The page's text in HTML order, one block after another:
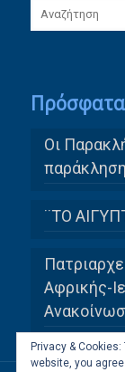
Οι
¨ΤΟ
Αφρικής-
Privacy &
website, you